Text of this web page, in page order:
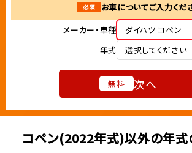
必須
お車についてご入力くだ
メーカー・車種
ダイハツ コペン
年式
選択してください
無料 次へ
コペン(2022年式)以外の年